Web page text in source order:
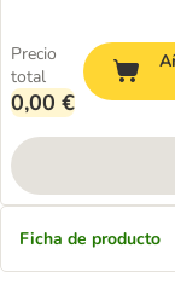
Precio
total
0,00 €
Ficha de producto